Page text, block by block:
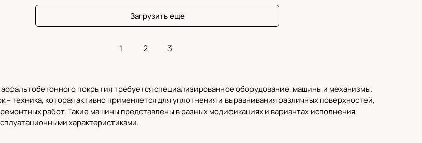
Загрузить еще
1 2 3
покрытия требуется специализированное оборудование, машины и механизмы.
техника, которая активно применяется для уплотнения и выравнивания различных поверхностей,
работ. Такие машины представлены в разных модификациях и вариантах исполнения,
характеристиками.